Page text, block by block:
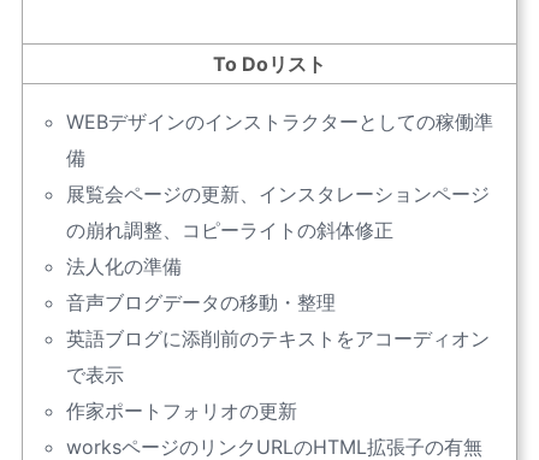
To Doリスト
WEBデザインのインストラクターとしての稼働準
備
展覧会ページの更新、インスタレーションページ
の崩れ調整、コピーライトの斜体修正
法人化の準備
音声ブログデータの移動・整理
英語ブログに添削前のテキストをアコーディオン
で表示
作家ポートフォリオの更新
worksページのリンクURLのHTML拡張子の有無